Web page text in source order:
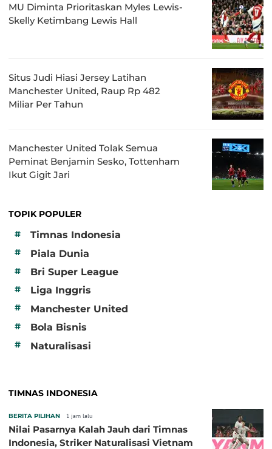
MU Diminta Prioritaskan Myles Lewis-
Skelly Ketimbang Lewis Hall
Situs Judi Hiasi Jersey Latihan
Manchester United, Raup Rp 482
Miliar Per Tahun
Manchester United Tolak Semua
Peminat Benjamin Sesko, Tottenham
Ikut Gigit Jari
TOPIK POPULER
#
Timnas Indonesia
# Piala Dunia
# Bri Super League
# Liga Inggris
# Manchester United
# Bola Bisnis
# Naturalisasi
TIMNAS INDONESIA
BERITA PILIHAN 1 jam lalu
Nilai Pasarnya Kalah Jauh dari Timnas
Indonesia, Striker Naturalisasi Vietnam